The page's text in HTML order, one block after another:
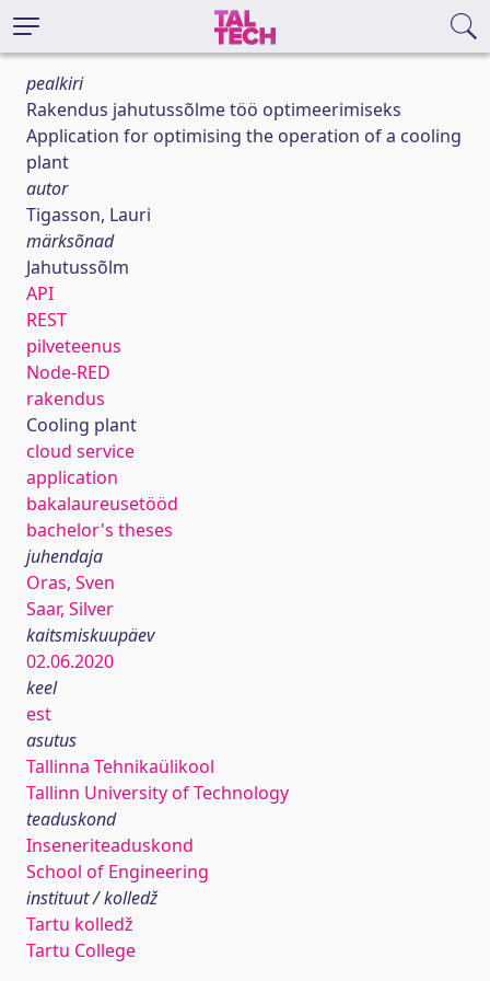
pealkiri
Rakendus jahutussõlme töö optimeerimiseks
Application for optimising the operation of a cooling
plant
autor
Tigasson, Lauri
märksõnad
Jahutussõlm
API
REST
pilveteenus
Node-RED
rakendus
Cooling plant
cloud service
application
bakalaureusetööd
bachelor's theses
juhendaja
Oras, Sven
Saar, Silver
kaitsmiskuupäev
02.06.2020
keel
est
asutus
Tallinna Tehnikaülikool
Tallinn University of Technology
teaduskond
Inseneriteaduskond
School of Engineering
instituut / kolledž
Tartu kolledž
Tartu College